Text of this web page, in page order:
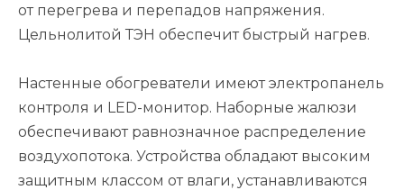
от перегрева и перепадов напряжения.
Цельнолитой ТЭН обеспечит быстрый нагрев.
Настенные обогреватели имеют электропанель
контроля и LED-монитор. Наборные жалюзи
обеспечивают равнозначное распределение
воздухопотока. Устройства обладают высоким
защитным классом от влаги, устанавливаются